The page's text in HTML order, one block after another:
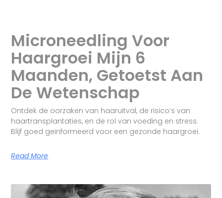
Microneedling Voor
Haargroei Mijn 6
Maanden, Getoetst Aan
De Wetenschap
Ontdek de oorzaken van haaruitval, de risico’s van
haartransplantaties, en de rol van voeding en stress.
Blijf goed geïnformeerd voor een gezonde haargroei.
Read More